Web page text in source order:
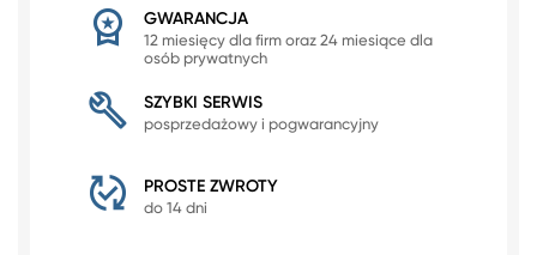
GWARANCJA
12 miesięcy dla firm oraz 24 miesiące dla
osób prywatnych
SZYBKI SERWIS
posprzedażowy i pogwarancyjny
PROSTE ZWROTY
do 14 dni